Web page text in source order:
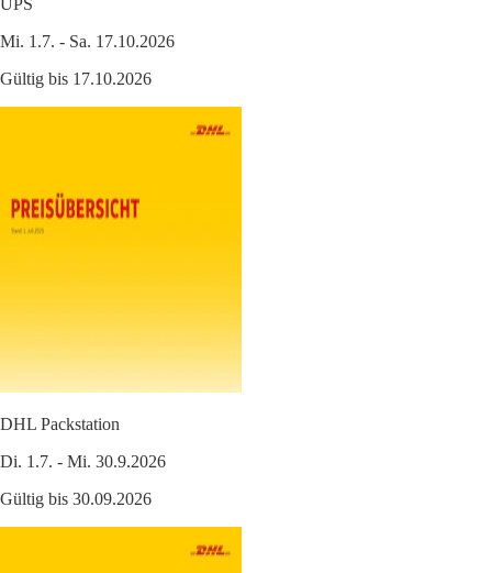
UPS
Mi. 1.7. - Sa. 17.10.2026
Gültig bis 17.10.2026
DHL Packstation
Di. 1.7. - Mi. 30.9.2026
Gültig bis 30.09.2026